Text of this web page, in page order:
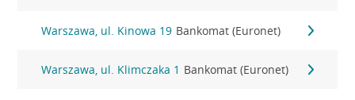
Warszawa, ul. Kinowa 19 Bankomat (Euronet)
Warszawa, ul. Klimczaka 1 Bankomat (Euronet)